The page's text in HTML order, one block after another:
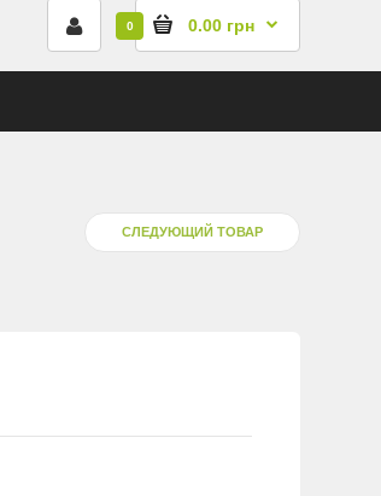
0 0.00 грн
СЛЕДУЮЩИЙ ТОВАР